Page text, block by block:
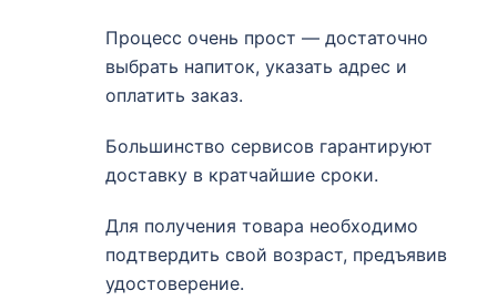
Процесс очень прост — достаточно
выбрать напиток, указать адрес и
оплатить заказ.
Большинство сервисов гарантируют
доставку в кратчайшие сроки.
Для получения товара необходимо
подтвердить свой возраст, предъявив
удостоверение.